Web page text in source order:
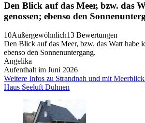
Den Blick auf das Meer, bzw. das
genossen; ebenso den
10Außergewöhnlich13 Bewertungen
Den Blick auf das Meer, bzw. das Watt habe
ebenso den Sonnenuntergang.
Angelika
Aufenthalt im Juni 2026
Weitere Infos zu Strandnah und mit
Haus Seeluft Duhnen